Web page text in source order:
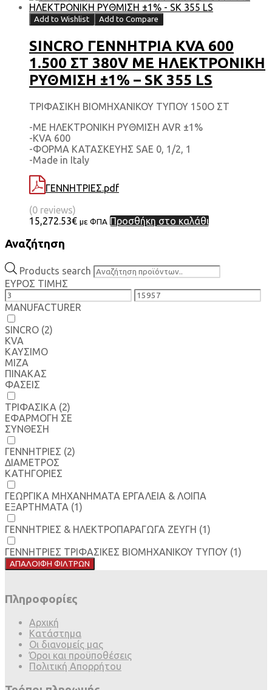
Add to Wishlist Add to Compare
SINCRO ΓΕΝΝΗΤΡΙΑ KVA 600
1.500 ΣΤ 380V ΜΕ ΗΛΕΚΤΡΟΝΙΚΗ
ΡΥΘΜΙΣΗ ±1% – SK 355 LS
ΤΡΙΦΑΣΙΚΗ ΒΙΟΜΗΧΑΝΙΚΟΥ ΤΥΠΟΥ 150Ο ΣΤ
-ΜΕ ΗΛΕΚΤΡΟΝΙΚΗ ΡΥΘΜΙΣΗ AVR ±1%
-KVA 600
-ΦΟΡΜΑ ΚΑΤΑΣΚΕΥΗΣ SAE 0, 1/2, 1
-Made in Italy
ΓΕΝΝΗΤΡΙΕΣ.pdf
(0 reviews)
15,272.53€ με ΦΠΑ Προσθήκη στο καλάθι
Αναζήτηση
Products search
ΕΥΡΟΣ ΤΙΜΗΣ
MANUFACTURER
SINCRO (2)
KVA
ΚΑΥΣΙΜΟ
MIZA
ΠΙΝΑΚΑΣ
ΦΑΣΕΙΣ
ΤΡΙΦΑΣΙΚΑ (2)
ΕΦΑΡΜΟΓΗ ΣΕ
ΣΥΝΘΕΣΗ
ΓΕΝΝΗΤΡΙΕΣ (2)
ΔΙΑΜΕΤΡΟΣ
ΚΑΤΗΓΟΡΙΕΣ
ΓΕΩΡΓΙΚΑ ΜΗΧΑΝΗΜΑΤΑ ΕΡΓΑΛΕΙΑ & ΛΟΙΠΑ
ΕΞΑΡΤΗΜΑΤΑ (1)
ΓΕΝΝΗΤΡΙΕΣ & ΗΛΕΚΤΡΟΠΑΡΑΓΩΓΑ ΖΕΥΓΗ (1)
ΓΕΝΝΗΤΡΙΕΣ ΤΡΙΦΑΣΙΚΕΣ ΒΙΟΜΗΧΑΝΙΚΟΥ ΤΥΠΟΥ (1)
ΑΠΑΛΟΙΦΗ ΦΙΛΤΡΩΝ
Πληροφορίες
Αρχική
Κατάστημα
Οι διανομείς μας
Όροι και προϋποθέσεις
Πολιτική Απορρήτου